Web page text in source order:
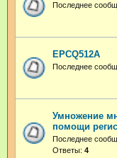
Последнее
EPCQ512A
Последнее
Умножение
помощи
Последнее
Ответы: 4